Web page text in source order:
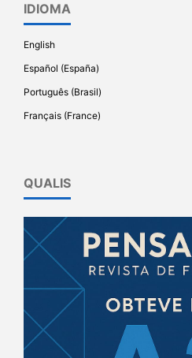
IDIOMA
English
Español (España)
Português (Brasil)
Français (France)
QUALIS